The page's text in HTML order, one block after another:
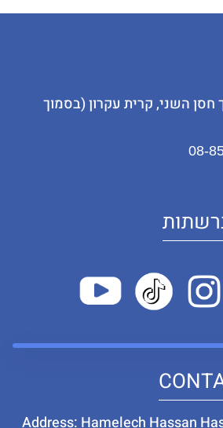
חסן השני, קרית עקרון (בסמוך
Address: Hamelech Hassan